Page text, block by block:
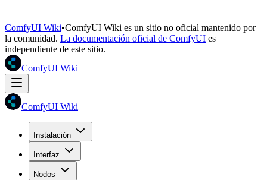
ComfyUI Wiki•ComfyUI Wiki es un sitio no oficial mantenido por
la comunidad. La documentación oficial de ComfyUI es
independiente de este sitio.
ComfyUI Wiki
ComfyUI Wiki
Instalación
Interfaz
Nodos